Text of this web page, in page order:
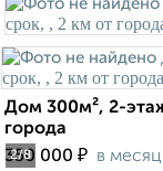
2/8
Дом 300м², 2-
города
350 000 ₽ в месяц